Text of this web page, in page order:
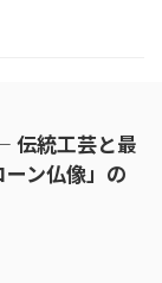
伝統工芸と最
ン仏像」の